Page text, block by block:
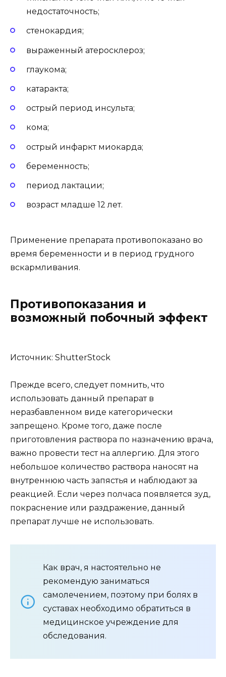
недостаточность;
стенокардия;
выраженный атеросклероз;
глаукома;
катаракта;
острый период инсульта;
кома;
острый инфаркт миокарда;
беременность;
период лактации;
возраст младше 12 лет.
Применение препарата противопоказано во
время беременности и в период грудного
вскармливания.
Противопоказания и
возможный побочный эффект
Источник: ShutterStock
Прежде всего, следует помнить, что
использовать данный препарат в
неразбавленном виде категорически
запрещено. Кроме того, даже после
приготовления раствора по назначению врача,
важно провести тест на аллергию. Для этого
небольшое количество раствора наносят на
внутреннюю часть запястья и наблюдают за
реакцией. Если через полчаса появляется зуд,
покраснение или раздражение, данный
препарат лучше не использовать.
Как врач, я настоятельно не
рекомендую заниматься
самолечением, поэтому при болях в
суставах необходимо обратиться в
медицинское учреждение для
обследования.